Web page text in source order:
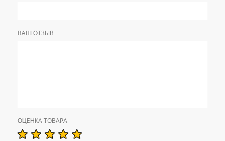
ВАШ ОТЗЫВ
ОЦЕНКА ТОВАРА